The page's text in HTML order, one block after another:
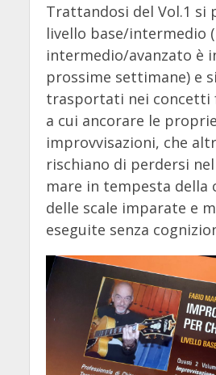
Trattandosi del Vol.1 si
livello base/intermedio
intermedio/avanzato è
prossime settimane) e
trasportati nei concetti
a cui ancorare le proprie
improvvisazioni, che
rischiano di perdersi
mare in tempesta della
delle scale imparate e
eseguite senza